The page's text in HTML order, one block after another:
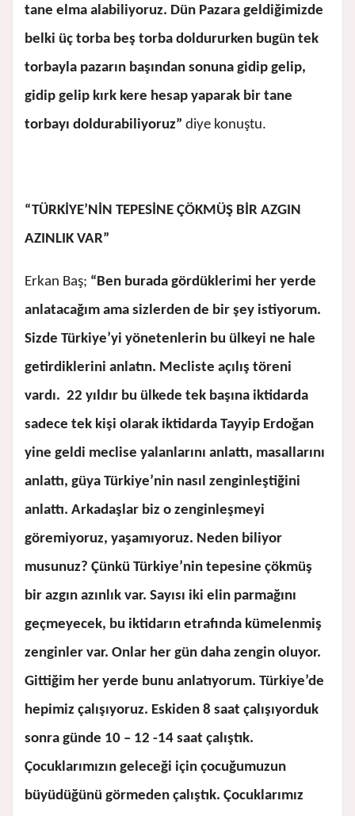
tane elma alabiliyoruz. Dün Pazara geldiğimizde
belki üç torba beş torba doldururken bugün tek
torbayla pazarın başından sonuna gidip gelip,
gidip gelip kırk kere hesap yaparak bir tane
torbayı doldurabiliyoruz” diye konuştu.
“TÜRKİYE’NİN TEPESİNE ÇÖKMÜŞ BİR AZGIN
AZINLIK VAR”
Erkan Baş; “Ben burada gördüklerimi her yerde
anlatacağım ama sizlerden de bir şey istiyorum.
Sizde Türkiye’yi yönetenlerin bu ülkeyi ne hale
getirdiklerini anlatın. Mecliste açılış töreni
vardı. 22 yıldır bu ülkede tek başına iktidarda
sadece tek kişi olarak iktidarda Tayyip Erdoğan
yine geldi meclise yalanlarını anlattı, masallarını
anlattı, güya Türkiye’nin nasıl zenginleştiğini
anlattı. Arkadaşlar biz o zenginleşmeyi
göremiyoruz, yaşamıyoruz. Neden biliyor
musunuz? Çünkü Türkiye’nin tepesine çökmüş
bir azgın azınlık var. Sayısı iki elin parmağını
geçmeyecek, bu iktidarın etrafında kümelenmiş
zenginler var. Onlar her gün daha zengin oluyor.
Gittiğim her yerde bunu anlatıyorum. Türkiye’de
hepimiz çalışıyoruz. Eskiden 8 saat çalışıyorduk
sonra günde 10 – 12 -14 saat çalıştık.
Çocuklarımızın geleceği için çocuğumuzun
büyüdüğünü görmeden çalıştık. Çocuklarımız